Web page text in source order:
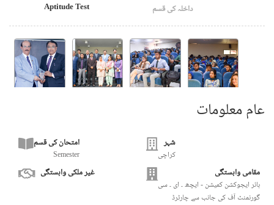
داخلہ کی قسم
Aptitude Test
عام معلومات
شہر
کراچی
امتحان کی قسم
Semester
مقامی وابستگی
ہائر ایجوکشن کمیشن - ایچھ ۔ ای ۔ سی
گورنمنٹ آف کی جانب سے چارٹرڈ
غیر ملکی وابستگی